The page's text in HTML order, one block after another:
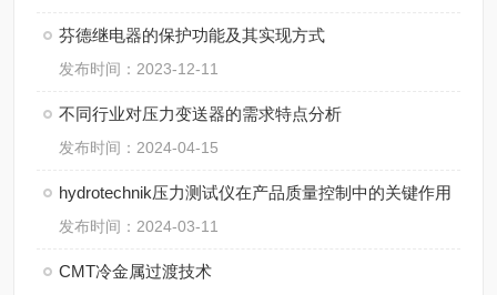
芬德继电器的保护功能及其实现方式
发布时间：2023-12-11
不同行业对压力变送器的需求特点分析
发布时间：2024-04-15
hydrotechnik压力测试仪在产品质量控制中的关键作用
发布时间：2024-03-11
CMT冷金属过渡技术